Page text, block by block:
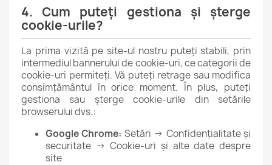
4. Cum puteți gestiona și șterge
cookie-urile?
La prima vizită pe site-ul nostru puteți stabili, prin
intermediul bannerului de cookie-uri, ce categorii de
cookie-uri permiteți. Vă puteți retrage sau modifica
consimțământul în orice moment. În plus, puteți
gestiona sau șterge cookie-urile din setările
browserului dvs.:
Google Chrome: Setări → Confidențialitate și
securitate → Cookie-uri și alte date despre
site